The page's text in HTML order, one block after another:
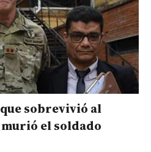
sobrevivió al
el soldado